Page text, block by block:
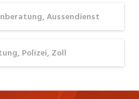
Aussendienst
Polizei, Zoll